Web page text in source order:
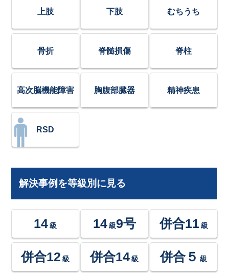
上肢 下肢 むちうち
骨折 脊髄損傷 脊柱
高次脳機能障害 胸腹部臓器 精神疾患
RSD
解決事例を等級別に見る
14 級 14級9号 併合11 級
併合12 級 併合14 級 併合５ 級